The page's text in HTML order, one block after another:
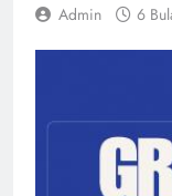
Admin 6